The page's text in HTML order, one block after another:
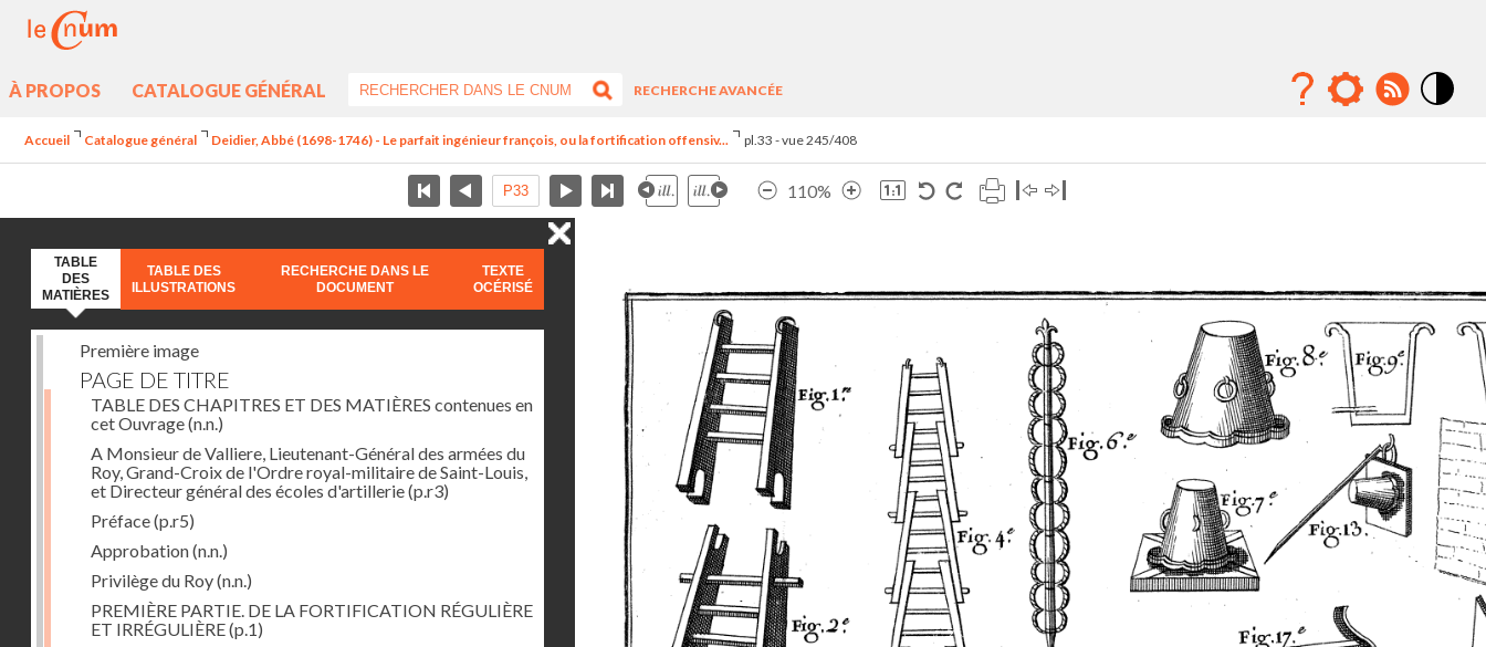
À PROPOS CATALOGUE GÉNÉRAL
RECHERCHE AVANCÉE
Accueil Catalogue général Deidier, Abbé (1698-1746) - Le parfait ingénieur françois, ou la fortification offensiv... pl.33 - vue 245/408
110%
TABLE
DES
MATIÈRES
TABLE DES
ILLUSTRATIONS
RECHERCHE DANS LE
DOCUMENT
TEXTE
OCÉRISÉ
Première image
PAGE DE TITRE
TABLE DES CHAPITRES ET DES MATIÈRES contenues en
cet Ouvrage(n.n.)
A Monsieur de Valliere, Lieutenant-Général des armées du
Roy, Grand-Croix de l'Ordre royal-militaire de Saint-Louis,
et Directeur général des écoles d'artillerie(p.r3)
Préface(p.r5)
Approbation(n.n.)
Privilège du Roy(n.n.)
PREMIÈRE PARTIE. DE LA FORTIFICATION RÉGULIÈRE
ET IRRÉGULIÈRE(p.1)